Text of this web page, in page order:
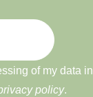
of my data in
policy.